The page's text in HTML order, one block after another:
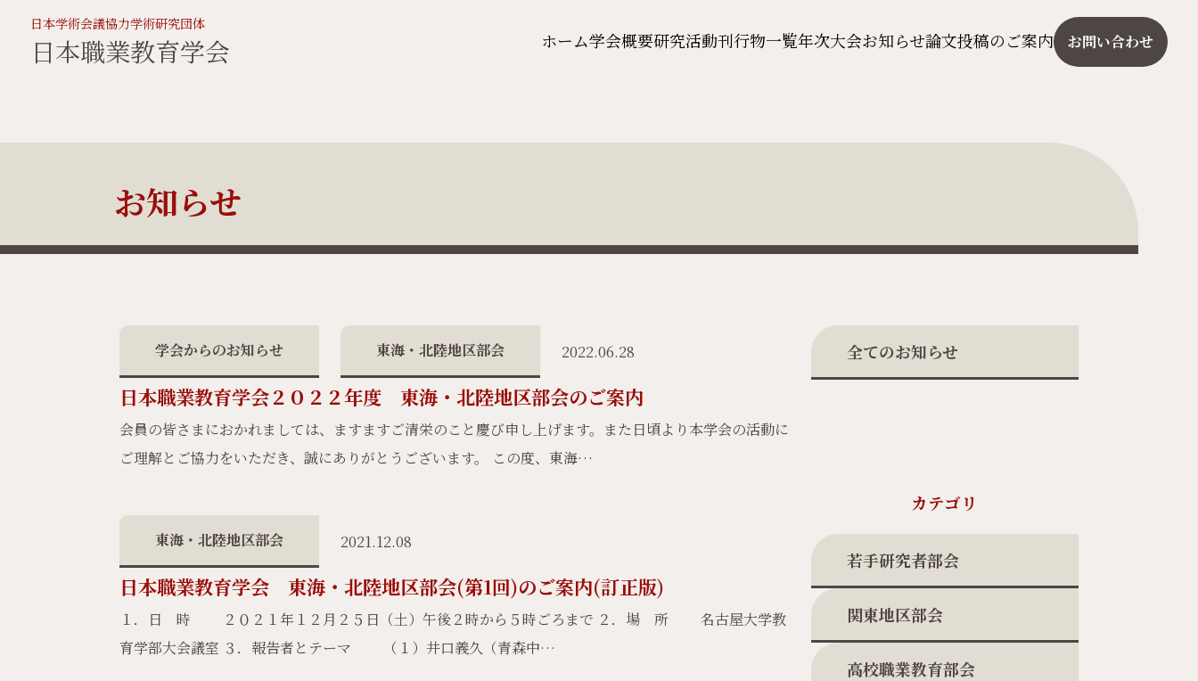
日本学術会議協力学術研究団体
日本職業教育学会 ホーム学会概要研究活動刊行物一覧年次大会お知らせ論文投稿のご案内 お問い合わせ
お知らせ
全てのお知らせ
カテゴリ
若手研究者部会
関東地区部会
高校職業教育部会
学会からのお知らせ 東海・北陸地区部会 2022.06.28
日本職業教育学会２０２２年度 東海・北陸地区部会のご案内
会員の皆さまにおかれましては、ますますご清栄のこと慶び申し上げます。また日頃より本学会の活動に
ご理解とご協力をいただき、誠にありがとうございます。 この度、東海…
東海・北陸地区部会 2021.12.08
日本職業教育学会 東海・北陸地区部会(第1回)のご案内(訂正版)
１．日 時 ２０２１年１２月２５日（土）午後２時から５時ごろまで ２．場 所 名古屋大学教
育学部大会議室 ３．報告者とテーマ （１）井口義久（青森中…